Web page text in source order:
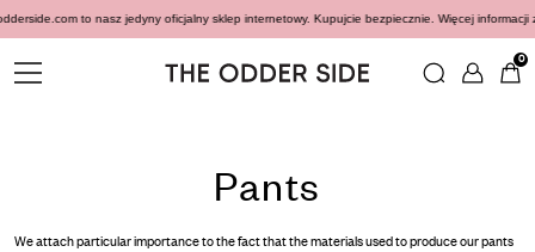
oficjalny sklep internetowy. Kupujcie bezpiecznie. Więcej informacji znajdziecietutaj
0
Pants
We attach particular importance to the fact that the materials used to produce our pants